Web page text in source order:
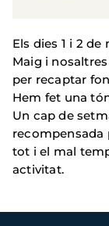
Els dies 1 i 2
Maig i
per recaptar
Hem fet una
Un cap de
recompensada
tot i el mal
activitat.